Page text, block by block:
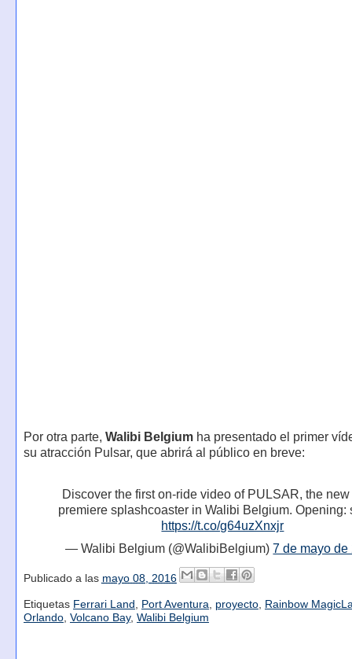
Por otra parte, Walibi Belgiumha presentado el primer
su atracción Pulsar, que abrirá al público en breve:
Discover the first on-ride video of PULSAR, the
premiere splashcoaster in Walibi Belgium. Opening:
https://t.co/g64uzXnxjr
— Walibi Belgium (@WalibiBelgium)7 de mayo de
Publicado a las mayo 08, 2016
Etiquetas Ferrari Land , Port Aventura, proyecto, Rainbow
Orlando, Volcano Bay, Walibi Belgium